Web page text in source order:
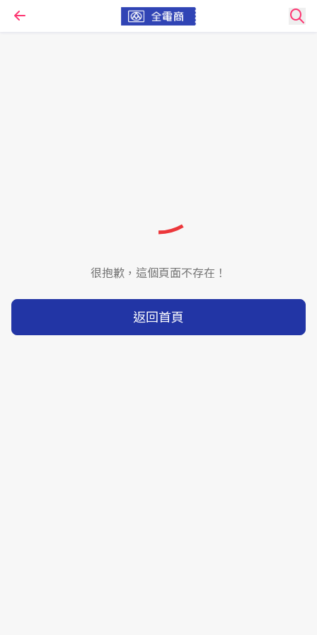
很抱歉，這個頁面不存在！
返回首頁